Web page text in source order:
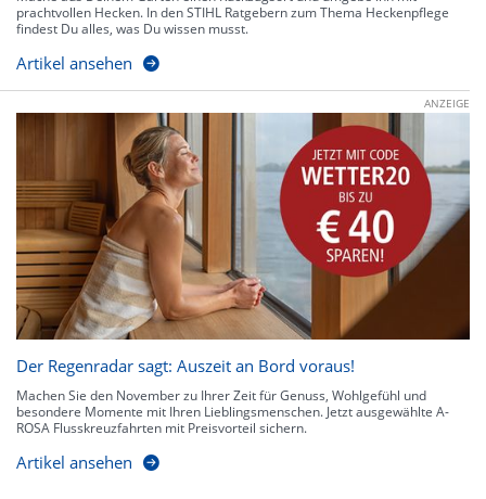
prachtvollen Hecken. In den STIHL Ratgebern zum Thema Heckenpflege
findest Du alles, was Du wissen musst.
Artikel ansehen
ANZEIGE
Der Regenradar sagt: Auszeit an Bord voraus!
Machen Sie den November zu Ihrer Zeit für Genuss, Wohlgefühl und
besondere Momente mit Ihren Lieblingsmenschen. Jetzt ausgewählte A-
ROSA Flusskreuzfahrten mit Preisvorteil sichern.
Artikel ansehen